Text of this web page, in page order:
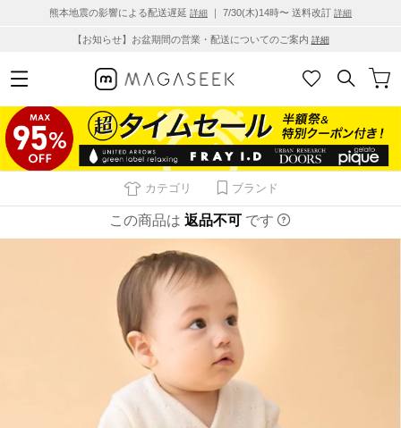
熊本地震の影響による配送遅延 詳細 ｜ 7/30(木)14時〜 送料改訂 詳細
【お知らせ】お盆期間の営業・配送についてのご案内 詳細
カテゴリ ブランド
この商品は 返品不可 です